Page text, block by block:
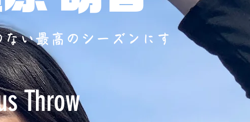
ない最高のシーズンにす
Throw